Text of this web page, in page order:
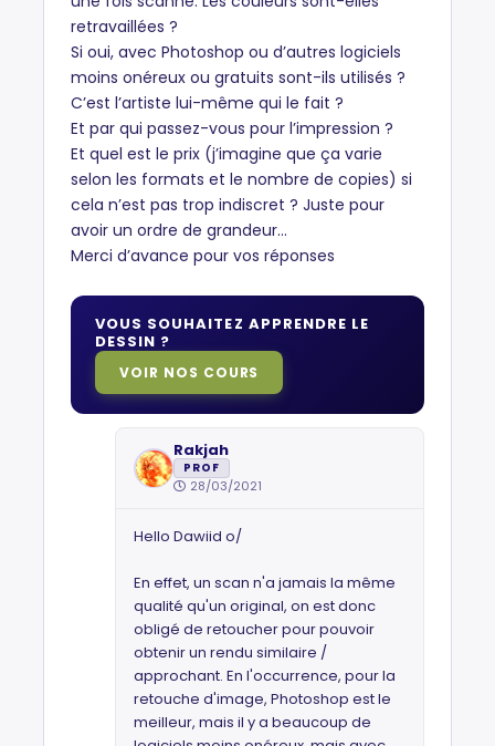
retravaillées ?
Si oui, avec Photoshop ou d’autres logiciels
moins onéreux ou gratuits sont-ils utilisés ?
C’est l’artiste lui-même qui le fait ?
Et par qui passez-vous pour l’impression ?
Et quel est le prix (j’imagine que ça varie
selon les formats et le nombre de copies) si
cela n’est pas trop indiscret ? Juste pour
avoir un ordre de grandeur...
Merci d’avance pour vos réponses
VOUS SOUHAITEZ APPRENDRE LE
DESSIN ?
VOIR NOS COURS
Rakjah
PROF
28/03/2021
Hello Dawiid o/
En effet, un scan n'a jamais la même
qualité qu'un original, on est donc
obligé de retoucher pour pouvoir
obtenir un rendu similaire /
approchant. En l'occurrence, pour la
retouche d'image, Photoshop est le
meilleur, mais il y a beaucoup de